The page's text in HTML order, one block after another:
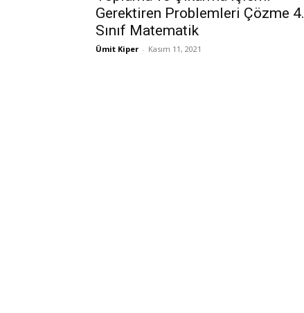
Gerektiren Problemleri Çözme 4.
Sınıf Matematik
Ümit Kiper - Kasım 11, 2021